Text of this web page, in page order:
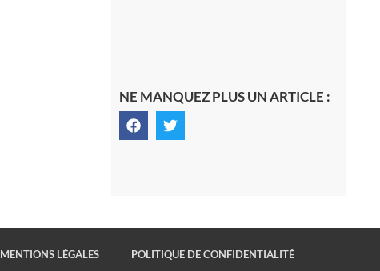
NE MANQUEZ PLUS UN ARTICLE :
MENTIONS LÉGALES POLITIQUE DE CONFIDENTIALITÉ